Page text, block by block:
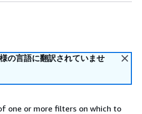
の言語に翻訳されていませ
one or more filters on which to